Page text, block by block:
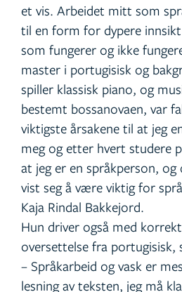
et vis. Arbeidet mitt som
til en form for dypere
som fungerer og ikke
master i portugisisk og
spiller klassisk piano, og
bestemt bossanovaen, var
viktigste årsakene til at jeg
meg og etter hvert studere
at jeg er en språkperson, og
vist seg å være viktig for
Kaja Rindal Bakkejord.
Hun driver også med
oversettelse fra portugisisk,
– Språkarbeid og vask er
lesning av teksten, jeg må